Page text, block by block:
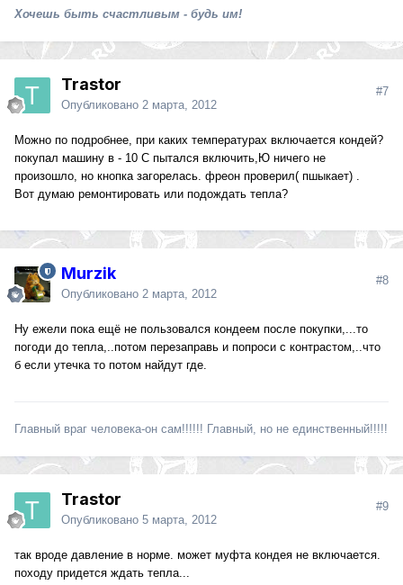
Хочешь быть счастливым - будь им!
Trastor
Опубликовано 2 марта, 2012
#7
Можно по подробнее, при каких температурах включается кондей?
покупал машину в - 10 С пытался включить,Ю ничего не
произошло, но кнопка загорелась. фреон проверил( пшыкает) .
Вот думаю ремонтировать или подождать тепла?
Murzik
Опубликовано 2 марта, 2012
#8
Ну ежели пока ещё не пользовался кондеем после покупки,...то
погоди до тепла,..потом перезаправь и попроси с контрастом,..что
б если утечка то потом найдут где.
Главный враг человека-он сам!!!!!! Главный, но не единственный!!!!!
Trastor
Опубликовано 5 марта, 2012
#9
так вроде давление в норме. может муфта кондея не включается.
походу придется ждать тепла...